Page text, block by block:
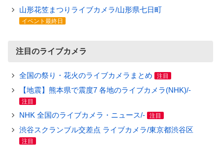
山形花笠まつりライブカメラ/山形県七日町
イベント最終日
注目のライブカメラ
全国の祭り・花火のライブカメラまとめ 注目
【地震】熊本県で震度7 各地のライブカメラ(NHK)/-
注目
NHK 全国のライブカメラ・ニュース/- 注目
渋谷スクランブル交差点 ライブカメラ/東京都渋谷区
注目